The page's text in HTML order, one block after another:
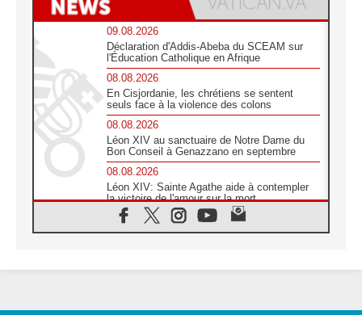
09.08.2026
Déclaration d'Addis-Abeba du SCEAM sur
l'Éducation Catholique en Afrique
08.08.2026
En Cisjordanie, les chrétiens se sentent
seuls face à la violence des colons
08.08.2026
Léon XIV au sanctuaire de Notre Dame du
Bon Conseil à Genazzano en septembre
08.08.2026
Léon XIV: Sainte Agathe aide à contempler
la victoire de l'amour sur la mort
08.08.2026
«Relancer l'empathie», le projet Triennal d'art
08.08.2026